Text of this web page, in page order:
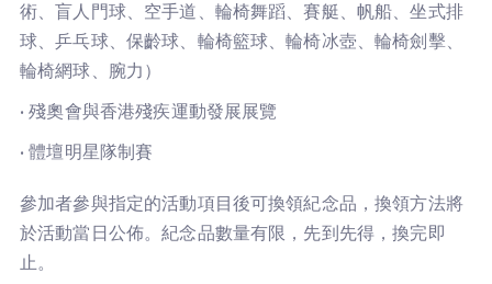
術、盲人門球、空手道、輪椅舞蹈、賽艇、帆船、坐式排
球、乒乓球、保齡球、輪椅籃球、輪椅冰壺、輪椅劍擊、
輪椅網球、腕力）
• 殘奧會與香港殘疾運動發展展覽
• 體壇明星隊制賽
參加者參與指定的活動項目後可換領紀念品，換領方法將
於活動當日公佈。紀念品數量有限，先到先得，換完即
止。